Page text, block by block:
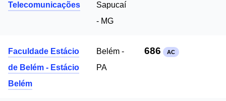
Telecomunicações
Sapucaí
- MG
Faculdade Estácio
de Belém - Estácio
Belém
Belém -
PA
686 AC